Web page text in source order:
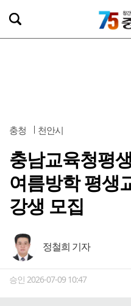
충청 천안시
충남교육청평
여름방학 평생
강생 모집
정철희 기자
승인 2026-07-09 10:47